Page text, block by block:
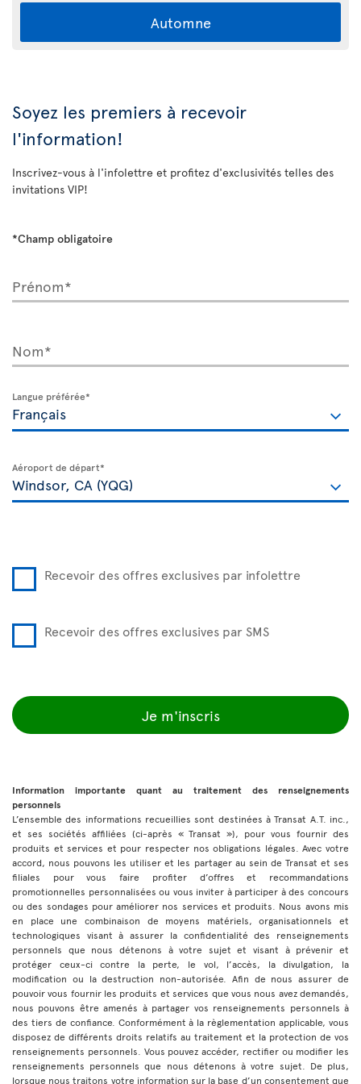
Automne
Soyez les premiers à recevoir
l'information!
Inscrivez-vous à l'infolettre et profitez d'exclusivités telles des
invitations VIP!
*Champ obligatoire
Prénom*
Nom*
Langue préférée*
Aéroport de départ*
Recevoir des offres exclusives par infolettre
Recevoir des offres exclusives par SMS
Je m'inscris
Information importante quant au traitement des renseignements
personnels
L’ensemble des informations recueillies sont destinées à Transat A.T. inc.,
et ses sociétés affiliées (ci-après « Transat »), pour vous fournir des
produits et services et pour respecter nos obligations légales. Avec votre
accord, nous pouvons les utiliser et les partager au sein de Transat et ses
filiales pour vous faire profiter d’offres et recommandations
promotionnelles personnalisées ou vous inviter à participer à des concours
ou des sondages pour améliorer nos services et produits. Nous avons mis
en place une combinaison de moyens matériels, organisationnels et
technologiques visant à assurer la confidentialité des renseignements
personnels que nous détenons à votre sujet et visant à prévenir et
protéger ceux-ci contre la perte, le vol, l’accès, la divulgation, la
modification ou la destruction non-autorisée. Afin de nous assurer de
pouvoir vous fournir les produits et services que vous nous avez demandés,
nous pouvons être amenés à partager vos renseignements personnels à
des tiers de confiance. Conformément à la règlementation applicable, vous
disposez de différents droits relatifs au traitement et la protection de vos
renseignements personnels. Vous pouvez accéder, rectifier ou modifier les
renseignements personnels que nous détenons à votre sujet. De plus,
lorsque nous traitons votre information sur la base d’un consentement que